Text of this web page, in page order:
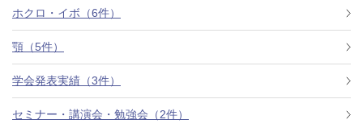
よくあるご質問
美容ブログ
ホクロ・イボ（6件）
顎（5件）
学会発表実績（3件）
セミナー・講演会・勉強会（2件）